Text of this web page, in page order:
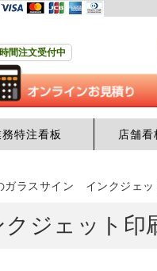
間注文受付中
特注看板 店舗看
ガラスサイン インクジェッ
ジェット印